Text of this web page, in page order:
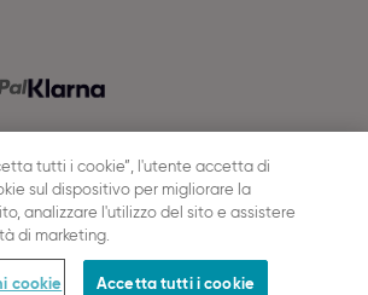
RESERVED
tutti i cookie”, l'utente accetta di
sul dispositivo per migliorare la
analizzare l'utilizzo del sito e assistere
di marketing.
cookie Accetta tutti i cookie